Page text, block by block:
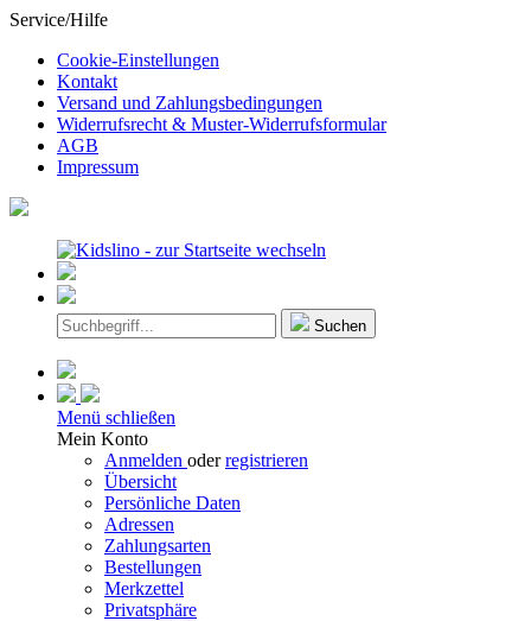
Service/Hilfe
Cookie-Einstellungen
Kontakt
Versand und Zahlungsbedingungen
Widerrufsrecht & Muster-Widerrufsformular
AGB
Impressum
Suchen
Menü schließen
Mein Konto
Anmelden oderregistrieren
Übersicht
Persönliche Daten
Adressen
Zahlungsarten
Bestellungen
Merkzettel
Privatsphäre